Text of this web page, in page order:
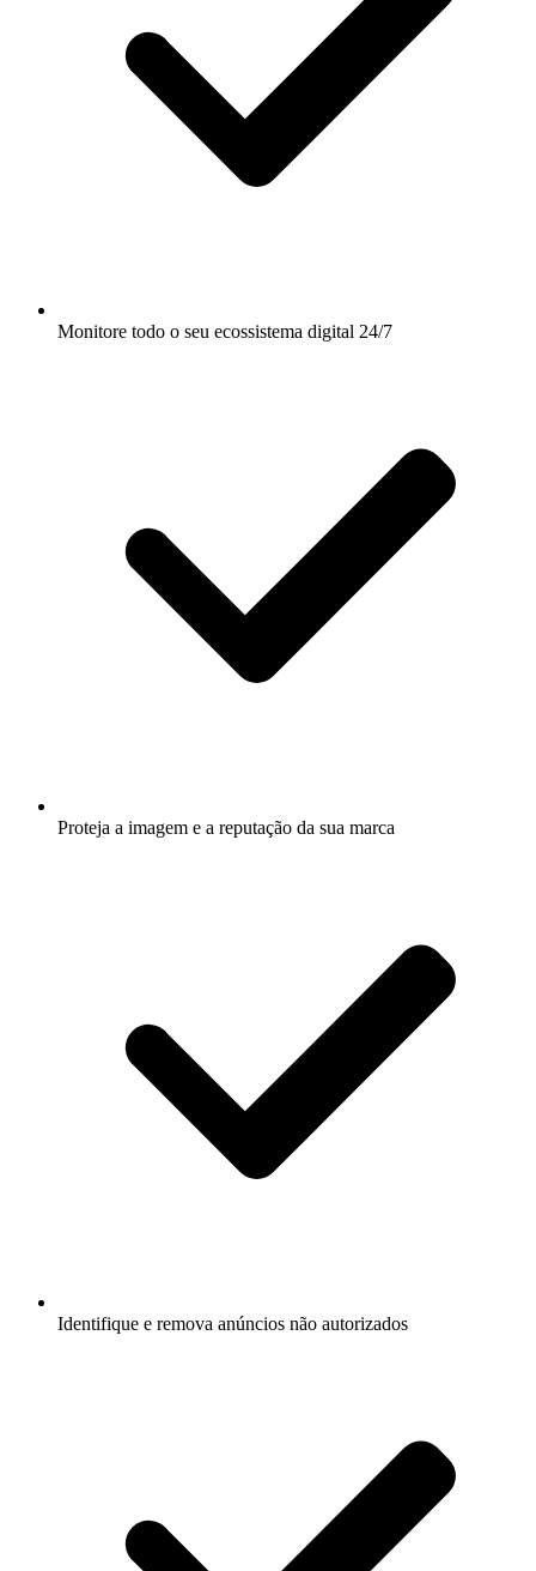
Monitore todo o seu ecossistema digital 24/7
Proteja a imagem e a reputação da sua marca
Identifique e remova anúncios não autorizados